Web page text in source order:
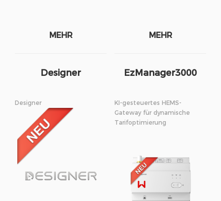
MEHR MEHR
Designer
Designer
EzManager3000
KI-gesteuertes HEMS-
Gateway für dynamische
Tarifoptimierung